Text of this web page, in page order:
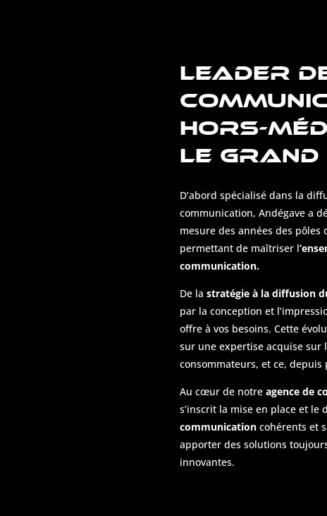
LEADER
HORS-
LE GRAND
D’abord spécialisé dans la
communication, Andégave a
mesure des années des pôles
permettant de maîtriser l
communication.
De la stratégie à la diffusion
par la conception et
offre à vos besoins. Cette
sur une expertise acquise sur
consommateurs, et ce, depuis
Au cœur de notreagence de
s’inscrit la mise en place et le
communication cohérents et
apporter des solutions
innovantes.